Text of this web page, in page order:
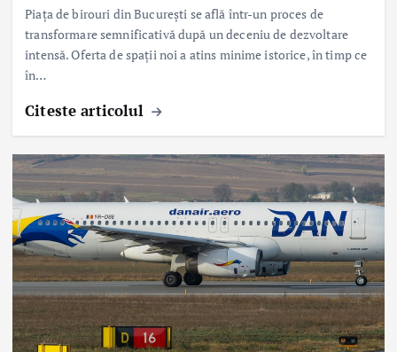
Piața de birouri din București se află într-un proces de
transformare semnificativă după un deceniu de dezvoltare
intensă. Oferta de spații noi a atins minime istorice, în timp ce
în…
Citeste articolul